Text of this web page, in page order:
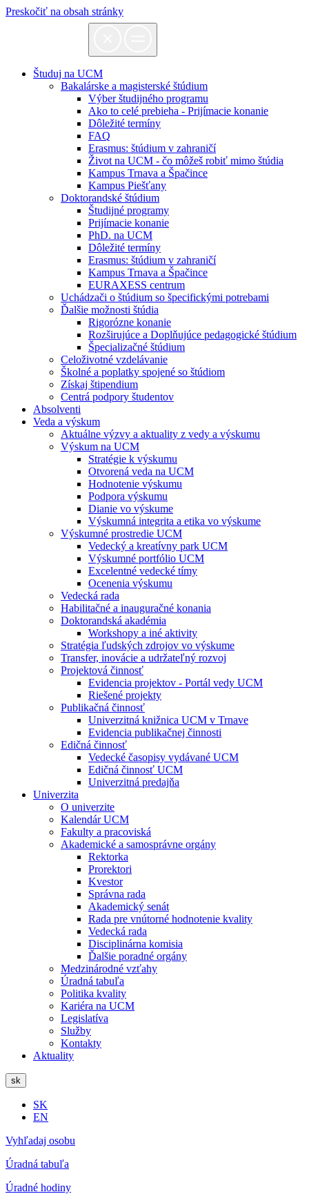
Preskočiť na obsah stránky
Študuj na UCM
Bakalárske a magisterské štúdium
Výber študijného programu
Ako to celé prebieha - Prijímacie konanie
Dôležité termíny
FAQ
Erasmus: štúdium v zahraničí
Život na UCM - čo môžeš robiť mimo štúdia
Kampus Trnava a Špačince
Kampus Piešťany
Doktorandské štúdium
Študijné programy
Prijímacie konanie
PhD. na UCM
Dôležité termíny
Erasmus: štúdium v zahraničí
Kampus Trnava a Špačince
EURAXESS centrum
Uchádzači o štúdium so špecifickými potrebami
Ďalšie možnosti štúdia
Rigorózne konanie
Rozširujúce a Doplňujúce pedagogické štúdium
Špecializačné štúdium
Celoživotné vzdelávanie
Školné a poplatky spojené so štúdiom
Získaj štipendium
Centrá podpory študentov
Absolventi
Veda a výskum
Aktuálne výzvy a aktuality z vedy a výskumu
Výskum na UCM
Stratégie k výskumu
Otvorená veda na UCM
Hodnotenie výskumu
Podpora výskumu
Dianie vo výskume
Výskumná integrita a etika vo výskume
Výskumné prostredie UCM
Vedecký a kreatívny park UCM
Výskumné portfólio UCM
Excelentné vedecké tímy
Ocenenia výskumu
Vedecká rada
Habilitačné a inauguračné konania
Doktorandská akadémia
Workshopy a iné aktivity
Stratégia ľudských zdrojov vo výskume
Transfer, inovácie a udržateľný rozvoj
Projektová činnosť
Evidencia projektov - Portál vedy UCM
Riešené projekty
Publikačná činnosť
Univerzitná knižnica UCM v Trnave
Evidencia publikačnej činnosti
Edičná činnosť
Vedecké časopisy vydávané UCM
Edičná činnosť UCM
Univerzitná predajňa
Univerzita
O univerzite
Kalendár UCM
Fakulty a pracoviská
Akademické a samosprávne orgány
Rektorka
Prorektori
Kvestor
Správna rada
Akademický senát
Rada pre vnútorné hodnotenie kvality
Vedecká rada
Disciplinárna komisia
Ďalšie poradné orgány
Medzinárodné vzťahy
Úradná tabuľa
Politika kvality
Kariéra na UCM
Legislatíva
Služby
Kontakty
Aktuality
sk
SK
EN
Vyhľadaj osobu
Úradná tabuľa
Úradné hodiny